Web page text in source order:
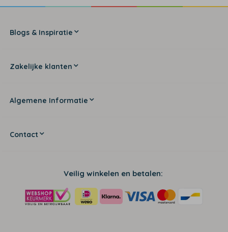
Blogs & Inspiratie
Zakelijke klanten
Algemene Informatie
Contact
Veilig winkelen en betalen: